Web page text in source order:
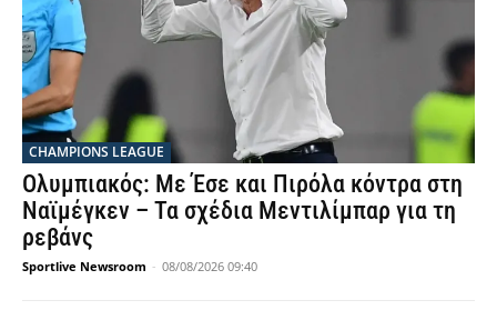
CHAMPIONS LEAGUE
Ολυμπιακός: Με Έσε και Πιρόλα κόντρα στη
Ναϊμέγκεν – Τα σχέδια Μεντιλίμπαρ για τη
ρεβάνς
Sportlive Newsroom - 08/08/2026 09:40